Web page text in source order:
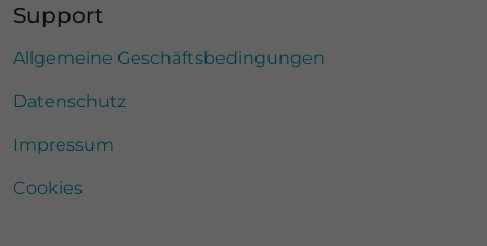
Support
Allgemeine Geschäftsbedingungen
Datenschutz
Impressum
Cookies